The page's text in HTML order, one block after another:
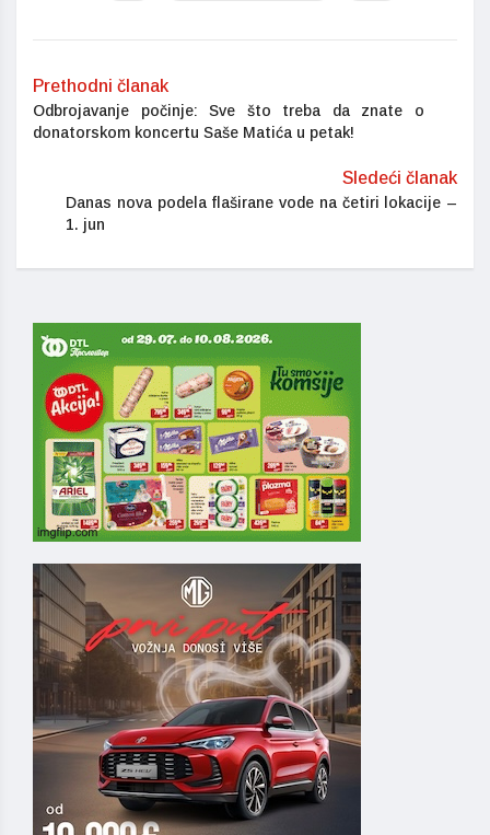
Prethodni članak
Odbrojavanje počinje: Sve što treba da znate o
donatorskom koncertu Saše Matića u petak!
Sledeći članak
Danas nova podela flaširane vode na četiri lokacije –
1. jun